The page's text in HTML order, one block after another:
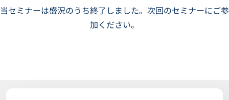
当セミナーは盛況のうち終了しました。次回のセミナーにご参
加ください。